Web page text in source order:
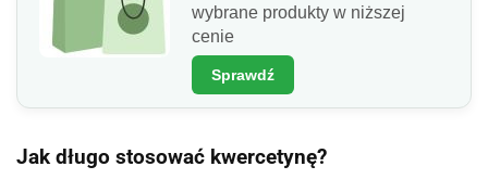
wybrane produkty w niższej
cenie
Sprawdź
Jak długo stosować kwercetynę?